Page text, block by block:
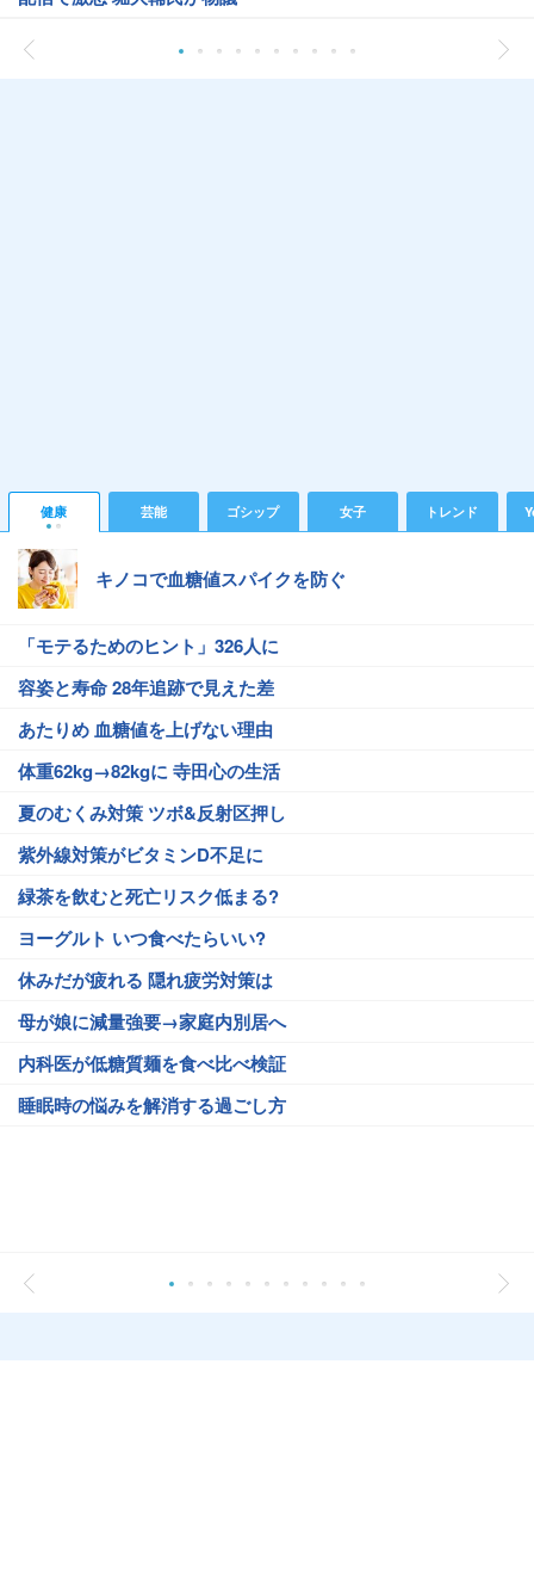
健康 芸能 ゴシップ 女子 トレンド
キノコで血糖値スパイクを防ぐ
「モテるためのヒント」326人に
容姿と寿命 28年追跡で見えた差
あたりめ 血糖値を上げない理由
体重62kg→82kgに 寺田心の生活
夏のむくみ対策 ツボ&反射区押し
紫外線対策がビタミンD不足に
緑茶を飲むと死亡リスク低まる?
ヨーグルト いつ食べたらいい?
休みだが疲れる 隠れ疲労対策は
母が娘に減量強要→家庭内別居へ
内科医が低糖質麺を食べ比べ検証
睡眠時の悩みを解消する過ごし方